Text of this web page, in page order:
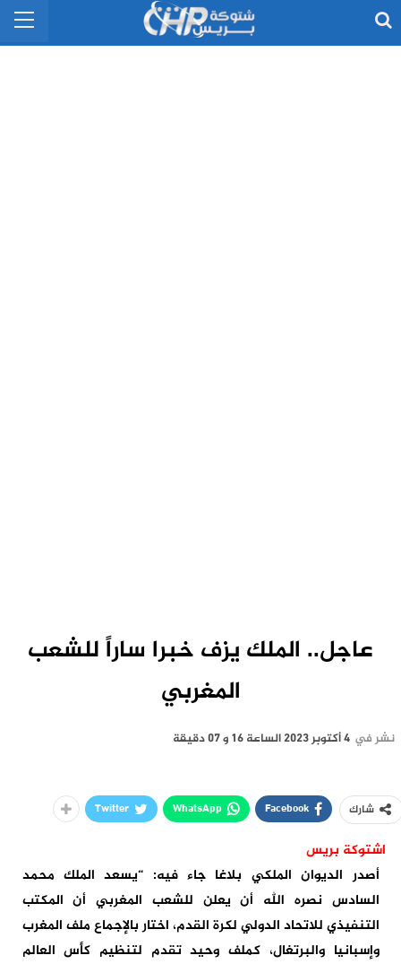
عاجل.. الملك يزف خبرا ساراً للشعب
المغربي
نشر في 4 أكتوبر 2023 الساعة 16 و 07 دقيقة
شارك Facebook
WhatsApp
Twitter
اشتوكة بريس
أصدر الديوان الملكي بلاغا جاء فيه: “يسعد الملك محمد
السادس نصره الله أن يعلن للشعب المغربي أن المكتب
التنفيذي للاتحاد الدولي لكرة القدم، اختار بالإجماع ملف المغرب
وإسبانيا والبرتغال، كملف وحيد تقدم لتنظيم كأس العالم